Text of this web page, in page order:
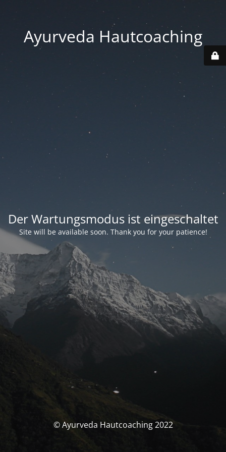
Ayurveda Hautcoaching
Der Wartungsmodus ist eingeschaltet
Site will be available soon. Thank you for your patience!
© Ayurveda Hautcoaching 2022